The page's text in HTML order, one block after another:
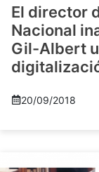
El director
Nacional
Gil-Albert
20/09/2018